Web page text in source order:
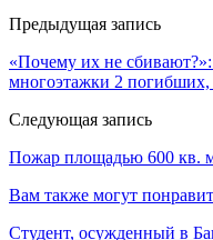
Предыдущая запись
«Почему их не
многоэтажки 2 погибших,
Следующая запись
Пожар площадью 600 кв.
Вам также могут
Студент, осужденный в